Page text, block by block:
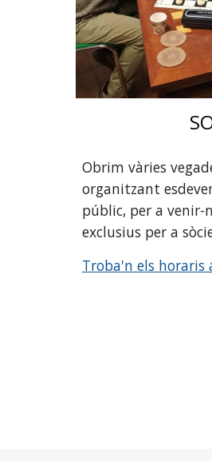
Obrim vàries
organitzant
públic, per a venir-
exclusius per a
Troba'n els horaris